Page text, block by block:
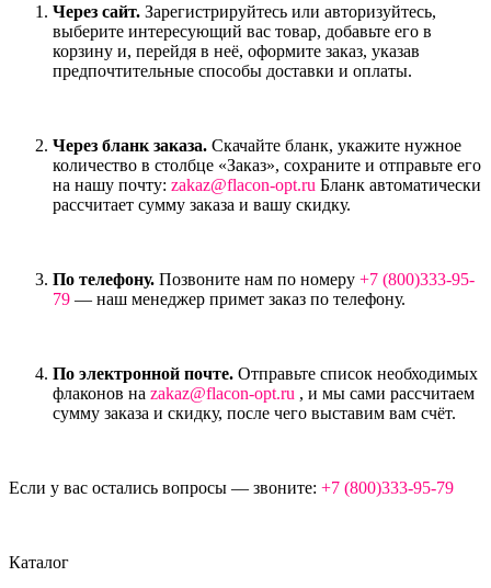
Через сайт. Зарегистрируйтесь или авторизуйтесь,
выберите интересующий вас товар, добавьте его в
корзину и, перейдя в неё, оформите заказ, указав
предпочтительные способы доставки и оплаты.
Через бланк заказа. Скачайте бланк, укажите нужное
количество в столбце «Заказ», сохраните и отправьте его
на нашу почту: zakaz@flacon-opt.ru Бланк автоматически
рассчитает сумму заказа и вашу скидку.
По телефону. Позвоните нам по номеру +7 (800)333-95-
79 — наш менеджер примет заказ по телефону.
По электронной почте. Отправьте список необходимых
флаконов на zakaz@flacon-opt.ru , и мы сами рассчитаем
сумму заказа и скидку, после чего выставим вам счёт.
Если у вас остались вопросы — звоните: +7 (800)333-95-79
Каталог